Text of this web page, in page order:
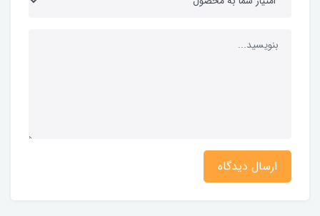
ارسال دیدگاه